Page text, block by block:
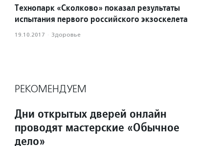
Технопарк «Сколково» показал результаты
испытания первого российского экзоскелета
19.10.2017 · Здоровье
РЕКОМЕНДУЕМ
Дни открытых дверей онлайн
проводят мастерские «Обычное
дело»